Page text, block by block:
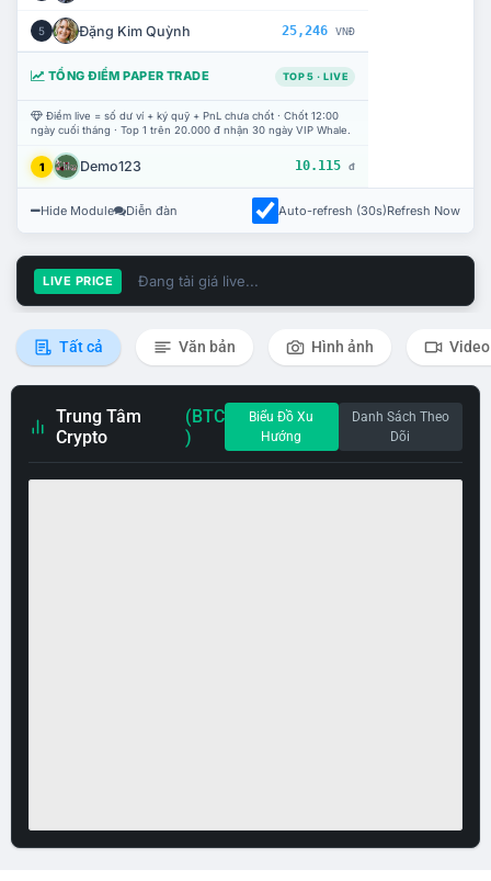
5 Đặng Kim Quỳnh 25,246 VNĐ
TỔNG ĐIỂM PAPER TRADE TOP 5 · LIVE
Điểm live = số dư ví + ký quỹ + PnL chưa chốt · Chốt 12:00
ngày cuối tháng · Top 1 trên 20.000 đ nhận 30 ngày VIP Whale.
1 Demo123 10.115 đ
Hide Module Diễn đàn Auto-refresh (30s)Refresh Now
LIVE PRICE Đang tải giá live...
Tất cả Văn bản Hình ảnh Video
Trung Tâm
Crypto
(BTC
)
Biểu Đồ Xu
Hướng
Danh Sách Theo
Dõi